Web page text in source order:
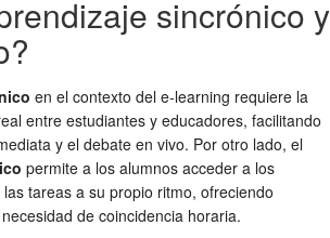
sincrónico y
en el contexto del e-learning requiere la
entre estudiantes y educadores, facilitando
y el debate en vivo. Por otro lado, el
permite a los alumnos acceder a los
tareas a su propio ritmo, ofreciendo
de coincidencia horaria.